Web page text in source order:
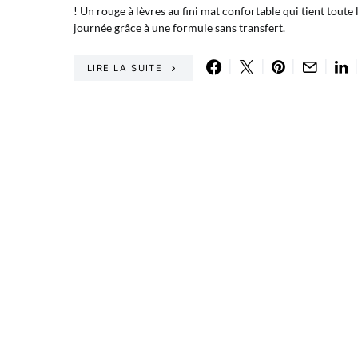
! Un rouge à lèvres au fini mat confortable qui tient toute
journée grâce à une formule sans transfert.
LIRE LA SUITE